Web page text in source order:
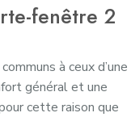
fenêtre 2
à ceux d’une
général et une
cette raison que